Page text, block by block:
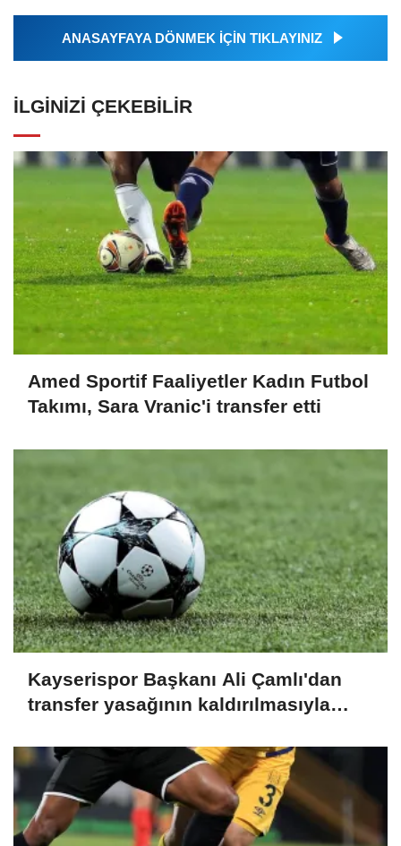
ANASAYFAYA DÖNMEK İÇİN TIKLAYINIZ
İLGINIZI ÇEKEBILIR
Amed Sportif Faaliyetler Kadın Futbol
Takımı, Sara Vranic'i transfer etti
Kayserispor Başkanı Ali Çamlı'dan
transfer yasağının kaldırılmasıyla